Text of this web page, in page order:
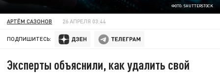
ФОТО: SHUTTERSTOCK
АРТЁМ САЗОНОВ 26 АПРЕЛЯ 03:44
ПОДПИШИТЕСЬ:
Эксперты объяснили, как удалить свой